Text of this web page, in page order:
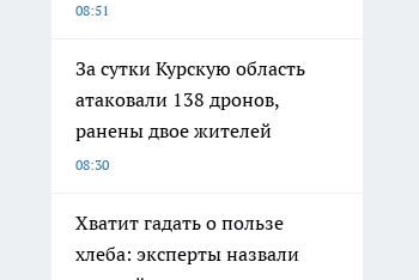
08:51
За сутки Курскую область
атаковали 138 дронов,
ранены двое жителей
08:30
Хватит гадать о пользе
хлеба: эксперты назвали